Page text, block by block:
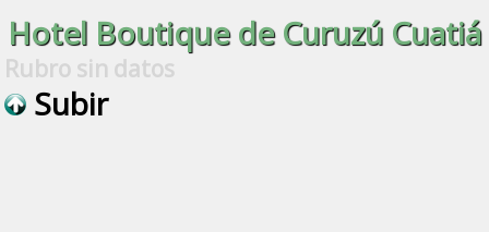
Hotel Boutique de Curuzú Cuatiá
Rubro sin datos
Subir